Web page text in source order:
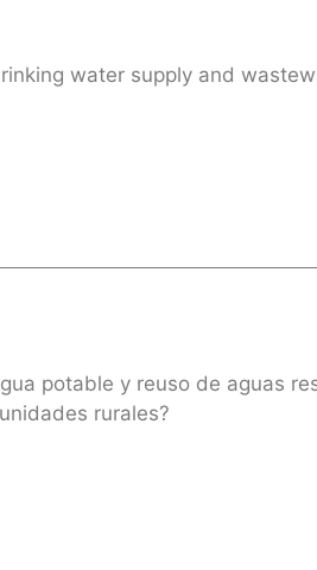
water supply and
potable y reuso de aguas
rurales?